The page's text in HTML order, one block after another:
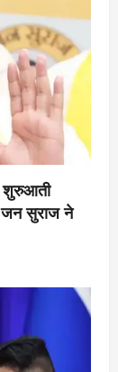
शुरुआती
जन सुराज ने